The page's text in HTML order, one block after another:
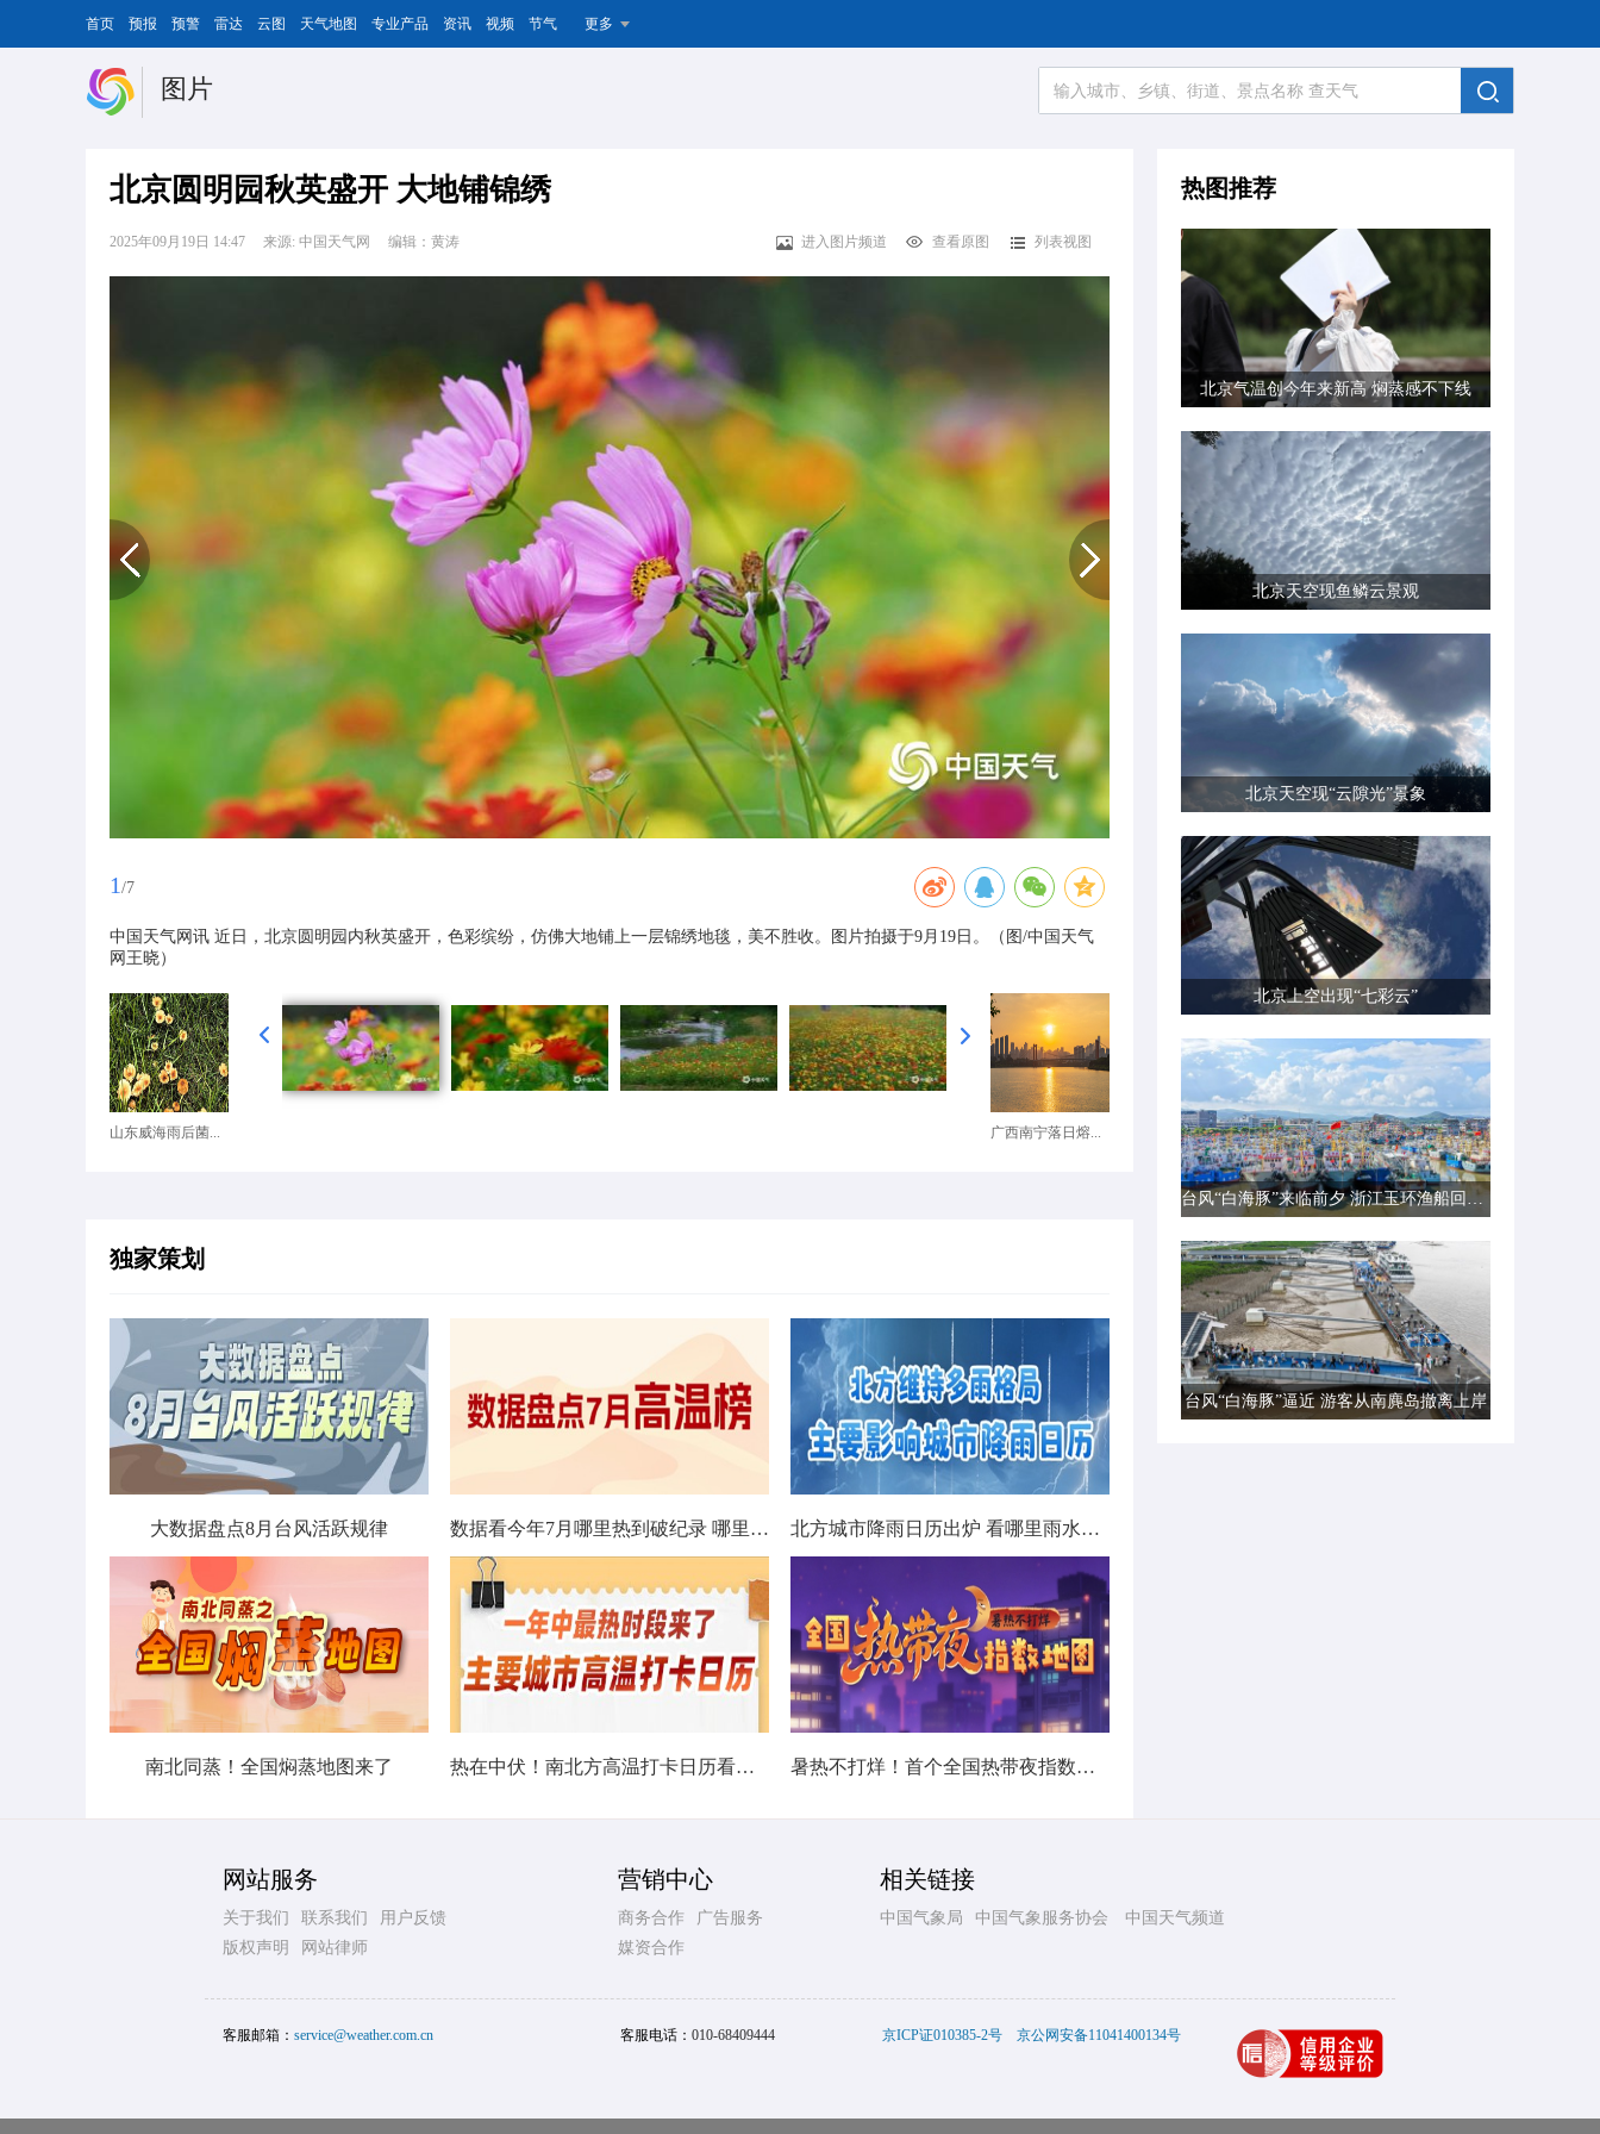
首页 预报 预警 雷达 云图 天气地图 专业产品 资讯 视频 节气 更多
图片
北京圆明园秋英盛开 大地铺锦绣
2025年09月19日 14:47 来源: 中国天气网 编辑：黄涛 进入图片频道 查看原图 列表视图
1 /7
中国天气网讯 近日，北京圆明园内秋英盛开，色彩缤纷，仿佛大地铺上一层锦绣地毯，美不胜收。图片拍摄于9月19日。（图/中国天气
网王晓）
山东威海雨后菌... 广西南宁落日熔...
独家策划
大数据盘点8月台风活跃规律 数据看今年7月哪里热到破纪录 哪里暑热连轴转 北方城市降雨日历出炉 看哪里雨水超长待机
南北同蒸！全国焖蒸地图来了 热在中伏！南北方高温打卡日历看哪里热力持久 暑热不打烊！首个全国热带夜指数地图发布
热图推荐
北京气温创今年来新高 焖蒸感不下线
北京天空现鱼鳞云景观
北京天空现“云隙光”景象
北京上空出现“七彩云”
台风“白海豚”来临前夕 浙江玉环渔船回港避风
台风“白海豚”逼近 游客从南麂岛撤离上岸
网站服务
关于我们 联系我们
用户反馈
版权声明
网站律师
营销中心
商务合作
广告服务
媒资合作
相关链接
中国气象局 中国气象服务协会 中国天气频道
客服邮箱： service@weather.com.cn 客服电话： 010-68409444 京ICP证010385-2号 京公网安备11041400134号